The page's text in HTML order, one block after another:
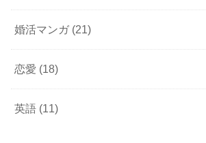
婚活マンガ (21)
恋愛 (18)
英語 (11)